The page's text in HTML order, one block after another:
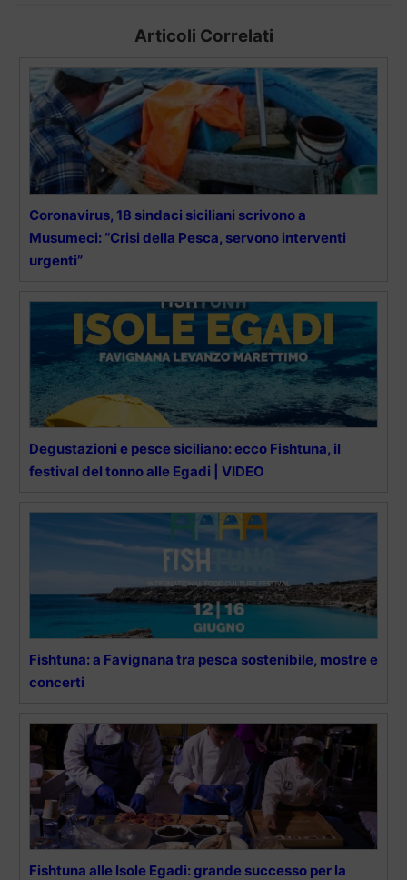
Articoli Correlati
Coronavirus, 18 sindaci siciliani scrivono a
Musumeci: “Crisi della Pesca, servono interventi
urgenti”
Degustazioni e pesce siciliano: ecco Fishtuna, il
festival del tonno alle Egadi | VIDEO
Fishtuna: a Favignana tra pesca sostenibile, mostre e
concerti
Fishtuna alle Isole Egadi: grande successo per la